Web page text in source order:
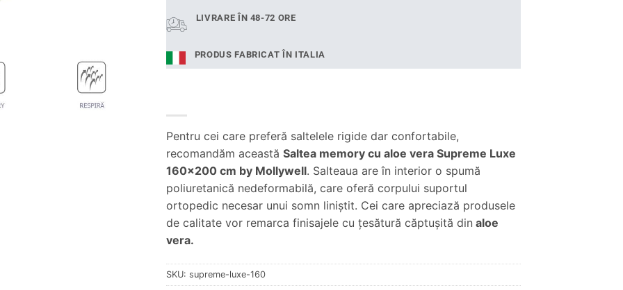
LIVRARE ÎN 48-72 ORE
PRODUS FABRICAT ÎN ITALIA
Pentru cei care preferă saltelele rigide dar confortabile,
recomandăm această Saltea memory cu aloe vera Supreme Luxe
160×200 cm by Mollywell. Salteaua are în interior o spumă
poliuretanică nedeformabilă, care oferă corpului suportul
ortopedic necesar unui somn liniştit. Cei care apreciază produsele
de calitate vor remarca finisajele cu ţesătură căptuşită din aloe
vera.
SKU: supreme-luxe-160